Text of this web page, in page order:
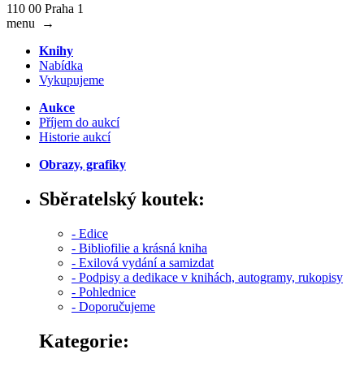
110 00 Praha 1
menu
→
Knihy
Nabídka
Vykupujeme
Aukce
Příjem do aukcí
Historie aukcí
Obrazy, grafiky
Sběratelský koutek:
- Edice
- Bibliofilie a krásná kniha
- Exilová vydání a samizdat
- Podpisy a dedikace v knihách, autogramy, rukopisy
- Pohlednice
- Doporučujeme
Kategorie: